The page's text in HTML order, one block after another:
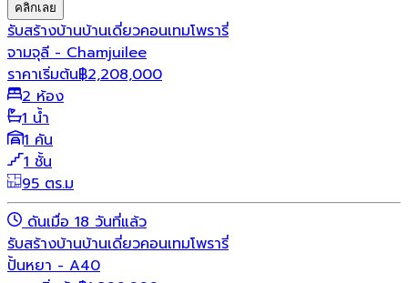
คลิกเลย
รับสร้างบ้านบ้านเดี่ยวคอนเทมโพรารี่
จามจุลี - Chamjuilee
ราคาเริ่มต้น฿2,208,000
2 ห้อง
1 น้ำ
1 คัน
1 ชั้น
95 ตร.ม
ดันเมื่อ 18 วันที่แล้ว
รับสร้างบ้านบ้านเดี่ยวคอนเทมโพรารี่
ปั้นหยา - A40